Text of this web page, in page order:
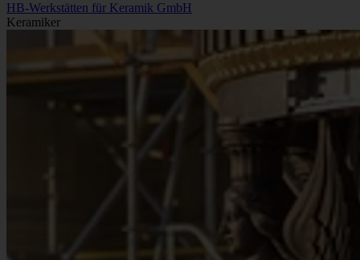
HB-Werkstätten für Keramik GmbH
Keramiker